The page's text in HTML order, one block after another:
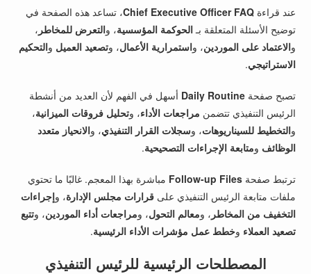
عند قراءةChief Executive Officer FAQ، تساعد هذه الصفحة في
توضيح الأسئلة المتعلقة بـالحوكمة المؤسسية، والتعرض للمخاطر ،
والاعتماد على الموردين، واستمرارية الأعمال، وتصعيد العميل والتحكيم
الاستراتيجي.
تصبح صفحةDaily Routine أسهل في الفهم لأن العديد من أنشطة
الرئيس التنفيذي تتضمن مراجعات الأداء، وتحليل فروقات الميزانية،
والتخطيط للسيناريوهات، وسجلات القرار التنفيذي، والانحياز متعدد
الوظائف ومتابعة الإجراءات التصحيحية.
ترتبط صفحةFollow-up Files مباشرة بهذا المعجم. غالبًا ما تحتوي
ملفات متابعة الرئيس التنفيذي علىقرارات مجلس الإدارة، وإجراءات
التخفيف من المخاطر ، ومعالم التحول، ومراجعات أداء الموردين، وتتبع
تصعيد العملاء وخطط عمل مؤشرات الأداء الرئيسية.
المصطلحات الرئيسية للرئيس التنفيذي